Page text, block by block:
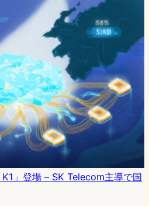
」登場 – SK Telecom主導で国